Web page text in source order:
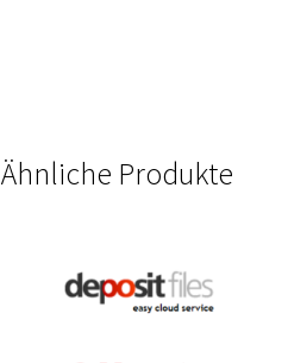
Ähnliche Produkte